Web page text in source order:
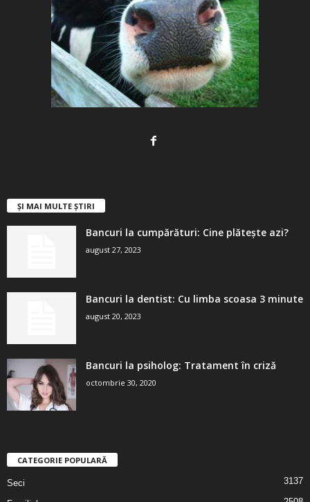
ȘI MAI MULTE ȘTIRI
Bancuri la cumpărături: Cine plătește azi?
august 27, 2023
Bancuri la dentist: Cu limba scoasa 3 minute
august 20, 2023
Bancuri la psiholog: Tratament în criză
octombrie 30, 2020
CATEGORIE POPULARĂ
Seci 3137